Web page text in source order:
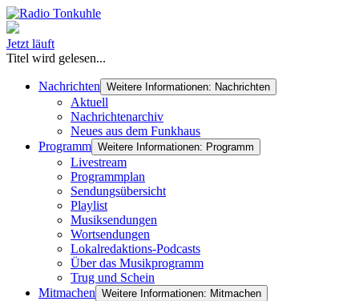
Jetzt läuft
Titel wird gelesen...
Nachrichten Weitere Informationen: Nachrichten
Aktuell
Nachrichtenarchiv
Neues aus dem Funkhaus
Programm Weitere Informationen: Programm
Livestream
Programmplan
Sendungsübersicht
Playlist
Musiksendungen
Wortsendungen
Lokalredaktions-Podcasts
Über das Musikprogramm
Trug und Schein
Mitmachen Weitere Informationen: Mitmachen